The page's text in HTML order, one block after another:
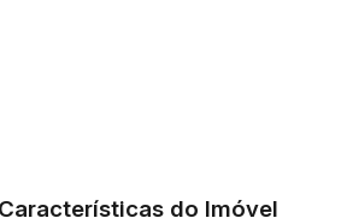
Características do Imóvel